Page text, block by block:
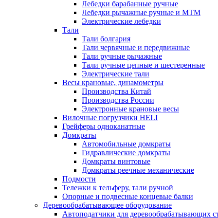
Лебедки барабанные ручные
Лебедки рычажные ручные и МТМ
Электрические лебедки
Тали
Тали болгария
Тали червячные и передвижные
Тали ручные рычажные
Тали ручные цепные и шестеренные
Электрические тали
Весы крановые, динамометры
Производства Китай
Производства России
Электронные крановые весы
Вилочные погрузчики HELI
Грейферы одноканатные
Домкраты
Автомобильные домкраты
Гидравлические домкраты
Домкраты винтовые
Домкраты реечные механические
Подмости
Тележки к тельферу, тали ручной
Опорные и подвесные концевые балки
Деревообрабатывающее оборудование
Автоподатчики для деревообрабатывающих